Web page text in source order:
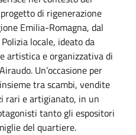
di rigenerazione
Emilia-Romagna, dal
locale, ideato da
artistica e organizzativa di
Un’occasione per
tra scambi, vendite
rari e artigianato, in un
tanto gli espositori
del quartiere.